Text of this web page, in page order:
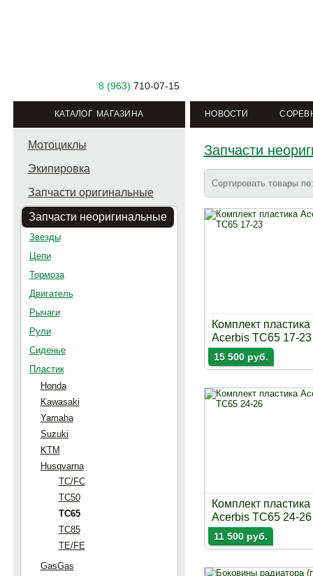
8 (963) 710-07-15
КАТАЛОГ МАГАЗИНА НОВОСТИ
Мотоциклы
Экипировка
Запчасти оригинальные
Запчасти неоригинальные
Звезды
Цепи
Тормоза
Двигатель
Рычаги
Рули
Сиденье
Пластик
Honda
Kawasaki
Yamaha
Suzuki
KTM
Husqvarna
TC/FC
TC50
TC65
TC85
TE/FE
GasGas
Запчасти
Сортировать товары
Комплект пластика
Acerbis TC65 17-23
15 500 руб.
Комплект пластика
Acerbis TC65 24-26
11 500 руб.